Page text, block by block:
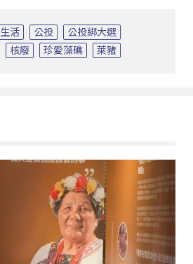
生活 公投
公投綁大選
核廢 珍愛藻礁 萊豬